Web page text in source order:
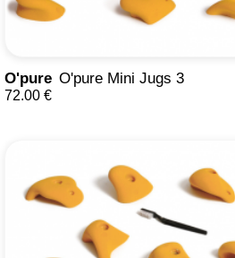
O'pure O'pure Mini Jugs 3
72.00 €